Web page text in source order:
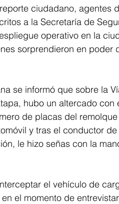
ciudadano, agentes
a la Secretaría de
operativo en la
sorprendieron en poder
se informó que sobre la
hubo un altercado
de placas del
y tras el conductor
le hizo señas con la
el vehículo de
el momento de